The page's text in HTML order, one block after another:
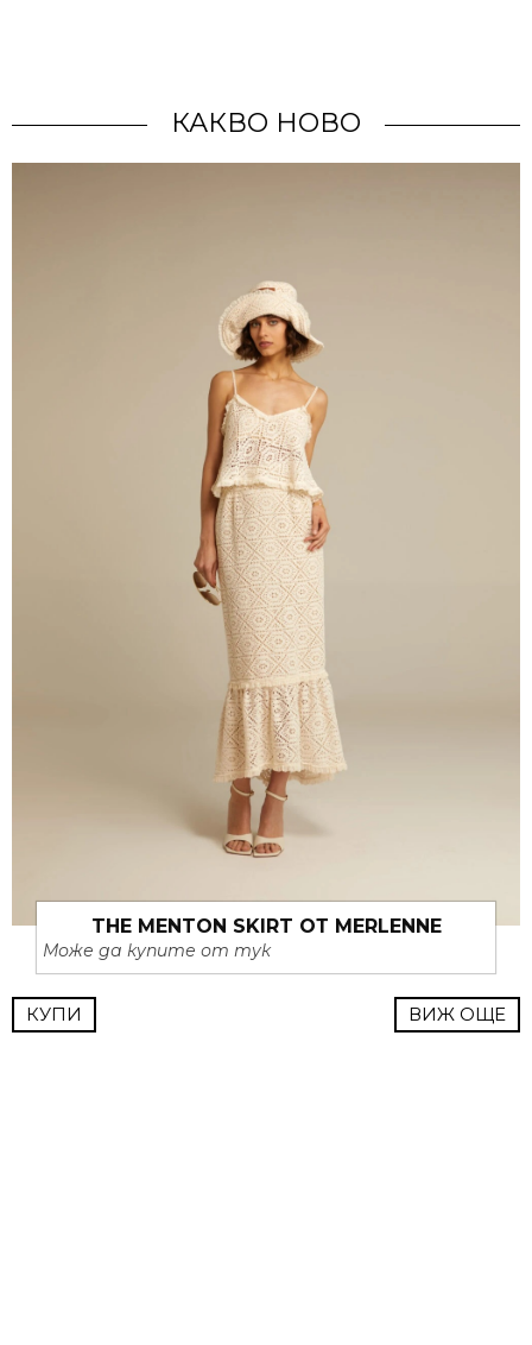
КАКВО НОВО
THE MENTON SKIRT ОТ MERLENNE
Може да купите от тук
КУПИ ВИЖ ОЩЕ